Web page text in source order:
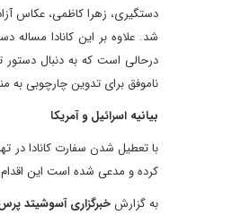
دستگیری، زهرا کاظمی، عکاس
شد. علاوه بر این کانادا
ناموفق برای تدوین چارچوبی به
بیانیه اسرائیل و آمریکا
با تعطیل شدن سفارت کانادا در
کرده و مدعی شده است این
به گزارشخبرگزاری آسوشیتد